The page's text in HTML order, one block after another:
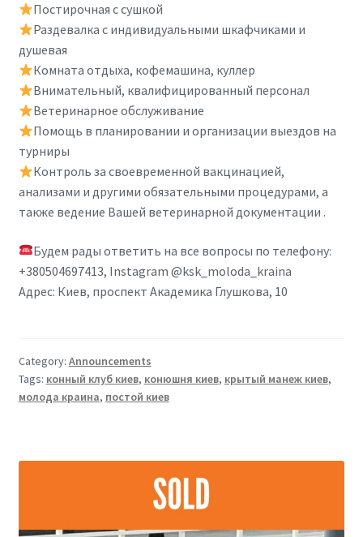
Постирочная с сушкой
Раздевалка с индивидуальными шкафчиками и
душевая
Комната отдыха, кофемашина, куллер
Внимательный, квалифицированный персонал
Ветеринарное обслуживание
Помощь в планировании и организации выездов на
турниры
Контроль за своевременной вакцинацией,
анализами и другими обязательными процедурами, а
также ведение Вашей ветеринарной документации .
Будем рады ответить на все вопросы по телефону:
+380504697413, Instagram @ksk_moloda_kraina
Адрес: Киев, проспект Академика Глушкова, 10
Category: Announcements
Tags: конный клуб киев, конюшня киев, крытый манеж киев,
молода краина, постой киев